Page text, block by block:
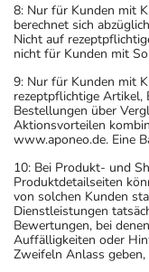
8: Nur für Kunden mit
berechnet sich
Nicht auf
nicht für Kunden mit
9: Nur für Kunden mit
rezeptpflichtige Artikel,
Bestellungen über
Aktionsvorteilen
www.aponeo.de. Eine
10: Bei Produkt- und
Produktdetailseiten
von solchen Kunden
Dienstleistungen
Bewertungen, bei
Auffälligkeiten oder
Zweifeln Anlass